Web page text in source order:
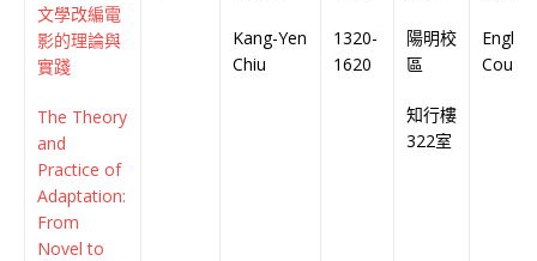
文學改編電
影的理論與
實踐
The Theory
and
Practice of
Adaptation:
From
Novel to
Kang-Yen
Chiu
1320-
1620
陽明校
區
知行樓
322室
English
Course